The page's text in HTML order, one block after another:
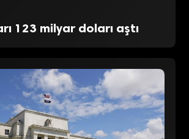
123 milyar doları aştı